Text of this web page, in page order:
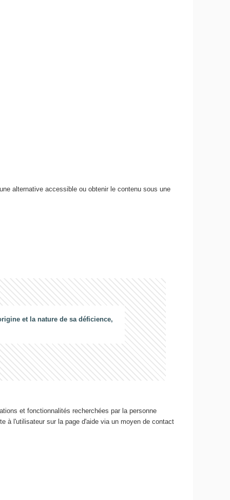
alternative accessible ou obtenir le contenu sous une
et la nature de sa déficience,
et fonctionnalités recherchées par la personne
à l'utilisateur sur la page d'aide via un moyen de contact